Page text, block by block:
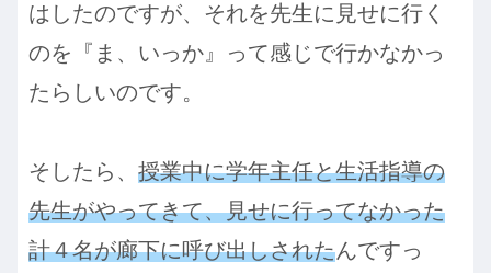
はしたのですが、それを先生に見せに行く
のを『ま、いっか』って感じで行かなかっ
たらしいのです。
そしたら、 授業中に学年主任と生活指導の
先生がやってきて、見せに行ってなかった
計４名が廊下に呼び出しされたんですっ